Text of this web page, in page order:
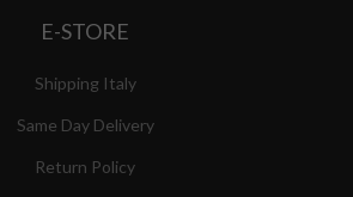
E-STORE
Shipping Italy
Same Day Delivery
Return Policy